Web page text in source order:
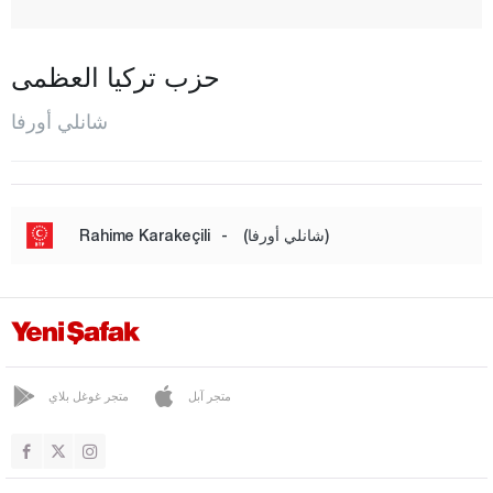
هاليليه
هيلفان
فيران شهير
سيرت
سينوب
شرناق
سيفاس
حزب تركيا العظمى
شانلي أورفا
Rahime Karakeçili - (شانلي أورفا)
متجر غوغل بلاي متجر آبل